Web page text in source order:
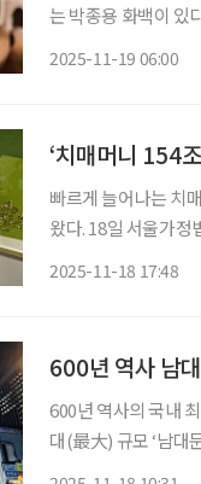
는 박종용 화백이 있다. 50년 넘
2025-11-19 06:00
‘치매머니 154
빠르게 늘어나는 치
왔다. 18일 서울가정법원에서 열린 ‘제4회 한국후견대회’에서는 치매 고령자의 자산이 빠르
2025-11-18 17:48
600년 역사 남
600년 역사의 국내
대(最大) 규모 ‘남대